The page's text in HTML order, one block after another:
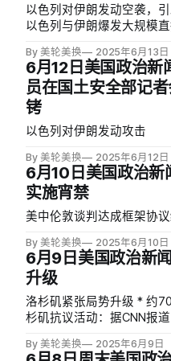
以色列对伊朗发动空袭，
以色列与伊朗爆发大规模
的毁灭性打击后，伊朗向
弹作为报复。此次冲突导
合国报告称有78人死亡、
告约20人受伤，特拉维夫
督机构负责人拉斐尔·格罗
列的空袭摧毁了伊朗纳坦
「可控的」化学和放射性
了多名伊朗高级官员丧生
默德·巴盖里（Mohammad
（Hossein Salami）将军，
尼（Ismail Ghaani）将军
以色列拦截了部分来袭导
朗政权「前所未有地虚弱
誓言将予以「严厉惩罚」。（NYT） * 特
知情但未军事介入，希望
福克斯新闻报道，特朗
By 美轮美换 2025年6月13日
6月12日美国政治新
员在国土安全部记
铐
以色列对伊朗发动攻击
By 美轮美换 2025年6月12日
6月10日美国政治新
实施宵禁
美中伦敦谈判达成框架协
By 美轮美换 2025年6月10日
6月9日美国政治新
升级
洛杉矶紧张局势升级 * 约700名海军陆战队员动员应对洛
杉矶抗议活动：据CNN报
活动，将与特朗普在周末
By 美轮美换 2025年6月9日